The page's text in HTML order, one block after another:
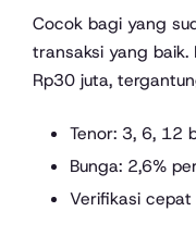
Cocok bagi yang
transaksi yang
Rp30 juta,
Tenor: 3, 6, 12
Bunga: 2,6%
Verifikasi